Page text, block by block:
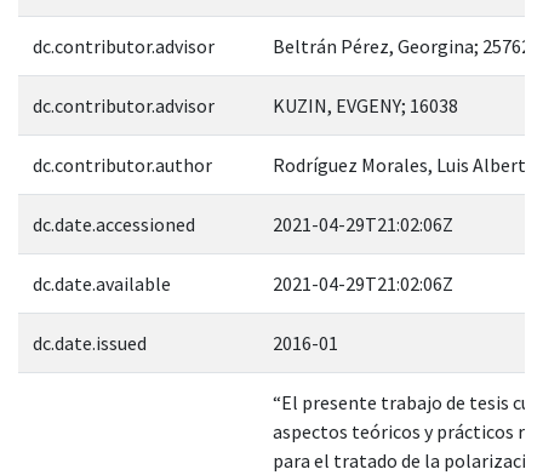
dc.contributor.advisor Beltrán Pérez, Georgina; 25762
dc.contributor.advisor KUZIN, EVGENY; 16038
dc.contributor.author Rodríguez Morales, Luis Alberto
dc.date.accessioned 2021-04-29T21:02:06Z
dc.date.available 2021-04-29T21:02:06Z
dc.date.issued 2016-01
“El presente trabajo de tesis
aspectos teóricos y prácticos
para el tratado de la